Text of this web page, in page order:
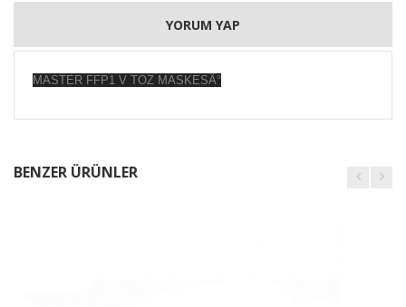
YORUM YAP
MASTER FFP1 V TOZ MASKESÄ°
BENZER ÜRÜNLER